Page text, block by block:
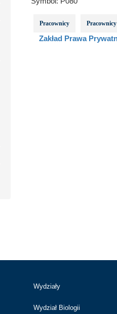
Pracownicy
Zakład Prawa
Wydziały
Wydział Biologii